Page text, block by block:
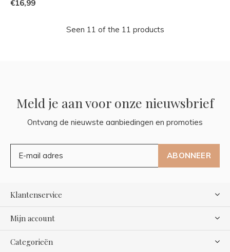
€16,99
Seen 11 of the 11 products
Meld je aan voor onze nieuwsbrief
Ontvang de nieuwste aanbiedingen en promoties
ABONNEER
Klantenservice
Mijn account
Categorieën